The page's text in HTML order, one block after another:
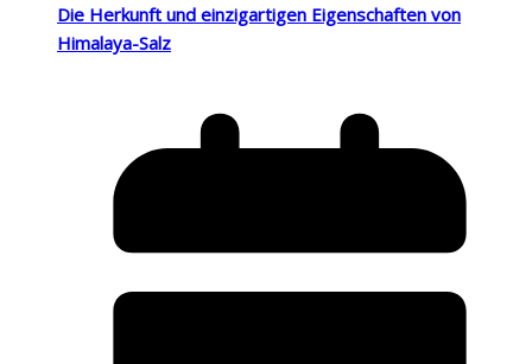
Die Herkunft und einzigartigen Eigenschaften von
Himalaya-Salz